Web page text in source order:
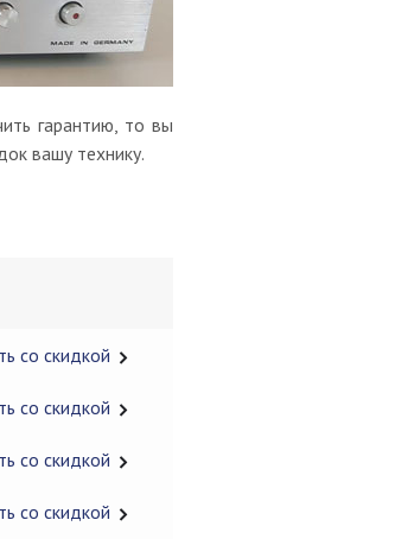
гарантию, то вы
вашу технику.
со скидкой
со скидкой
со скидкой
со скидкой